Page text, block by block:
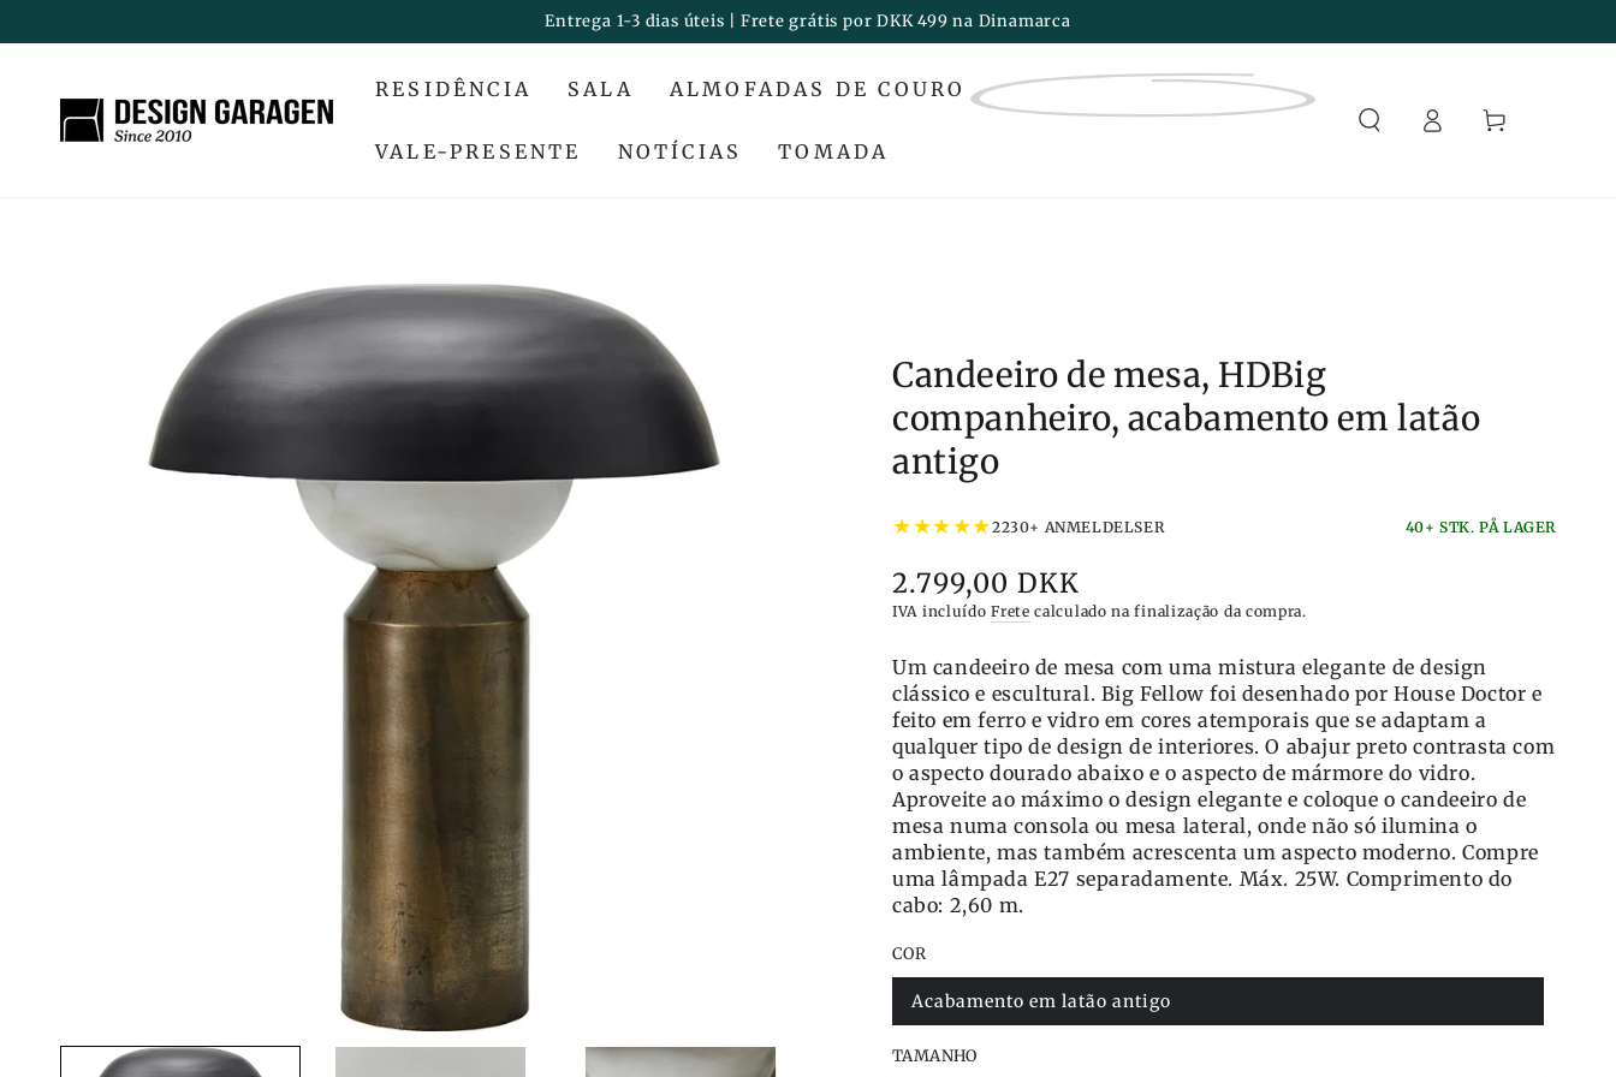
Entrega 1-3 dias úteis | Frete grátis por DKK 499 na Dinamarca
RESIDÊNCIA SALA ALMOFADAS DE COURO
VALE-PRESENTE NOTÍCIAS TOMADA
login
Carrinho
Candeeiro de mesa, HDBig
companheiro, acabamento em latão
antigo
★★★★★2230+ ANMELDELSER 40+ STK. PÅ LAGER
Preço
2.799,00 DKK
IVA incluídoFrete calculado na finalização da compra.
Um candeeiro de mesa com uma mistura elegante de design
clássico e escultural. Big Fellow foi desenhado por House Doctor e
feito em ferro e vidro em cores atemporais que se adaptam a
qualquer tipo de design de interiores. O abajur preto contrasta com
o aspecto dourado abaixo e o aspecto de mármore do vidro.
Aproveite ao máximo o design elegante e coloque o candeeiro de
mesa numa consola ou mesa lateral, onde não só ilumina o
ambiente, mas também acrescenta um aspecto moderno. Compre
uma lâmpada E27 separadamente. Máx. 25W. Comprimento do
cabo: 2,60 m.
COR
Acabamento em latão antigo
Variante
esgotada
indisponível
TAMANHO